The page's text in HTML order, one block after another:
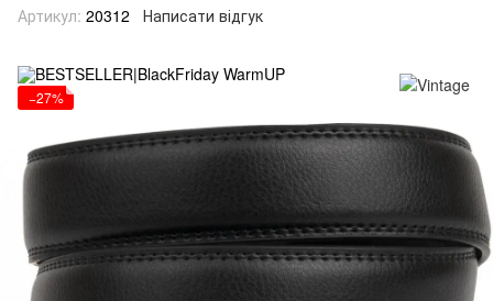
Артикул: 20312 Написати відгук
−27%